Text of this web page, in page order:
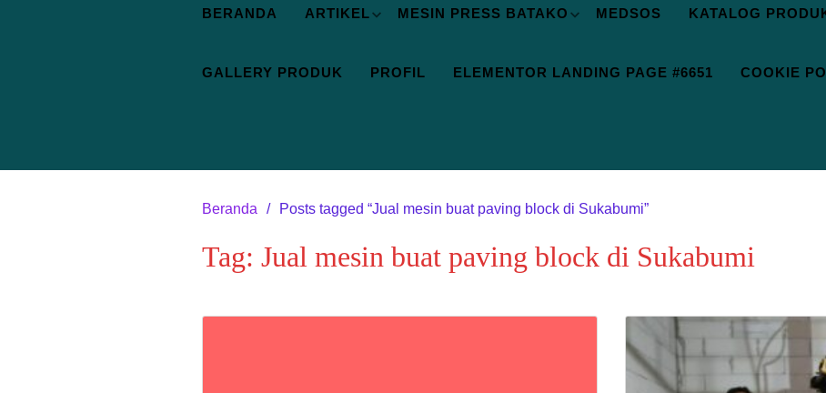
BERANDA ARTIKEL MESIN PRESS BATAKO MEDSOS KATALOG
GALLERY PRODUK PROFIL ELEMENTOR LANDING PAGE #6651 COOKIE
Beranda Posts tagged “Jual mesin buat paving block di Sukabumi”
Tag: Jual mesin buat paving block di Sukabumi